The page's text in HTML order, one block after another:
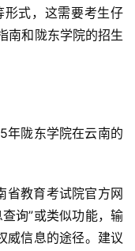
形式，这需要考生仔
南和陇东学院的招生
省教育考试院官方网
询”或类似功能，输
威信息的途径。建议